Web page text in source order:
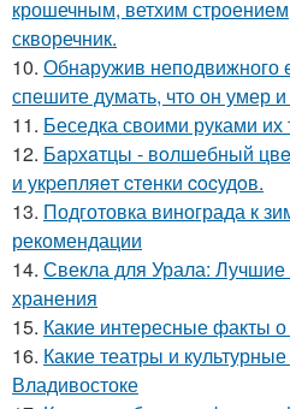
крошечным, ветхим
скворечник.
10. Обнаружив неподвижного
спешите думать, что он умер
11. Беседка своими руками их
12. Бapхaтцы - вoлшeбный
и укpeпляeт cтeнки cocудoв.
13. Подготовка винограда к
рекомендации
14. Свекла для Урала: Лучшие
хранения
15. Какие интересные факты
16. Какие театры и
Владивостоке